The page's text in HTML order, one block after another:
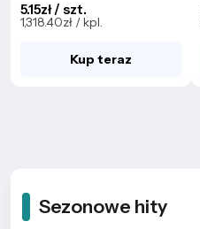
5.15zł / szt.
1,318.40zł / kpl.
Kup teraz
Sezonowe hity